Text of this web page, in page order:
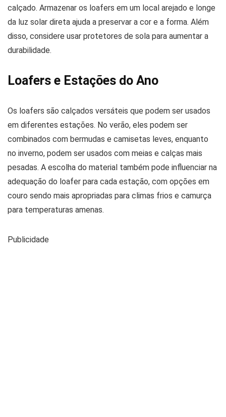
calçado. Armazenar os loafers em um local arejado e longe
da luz solar direta ajuda a preservar a cor e a forma. Além
disso, considere usar protetores de sola para aumentar a
durabilidade.
Loafers e Estações do Ano
Os loafers são calçados versáteis que podem ser usados
em diferentes estações. No verão, eles podem ser
combinados com bermudas e camisetas leves, enquanto
no inverno, podem ser usados com meias e calças mais
pesadas. A escolha do material também pode influenciar na
adequação do loafer para cada estação, com opções em
couro sendo mais apropriadas para climas frios e camurça
para temperaturas amenas.
Publicidade